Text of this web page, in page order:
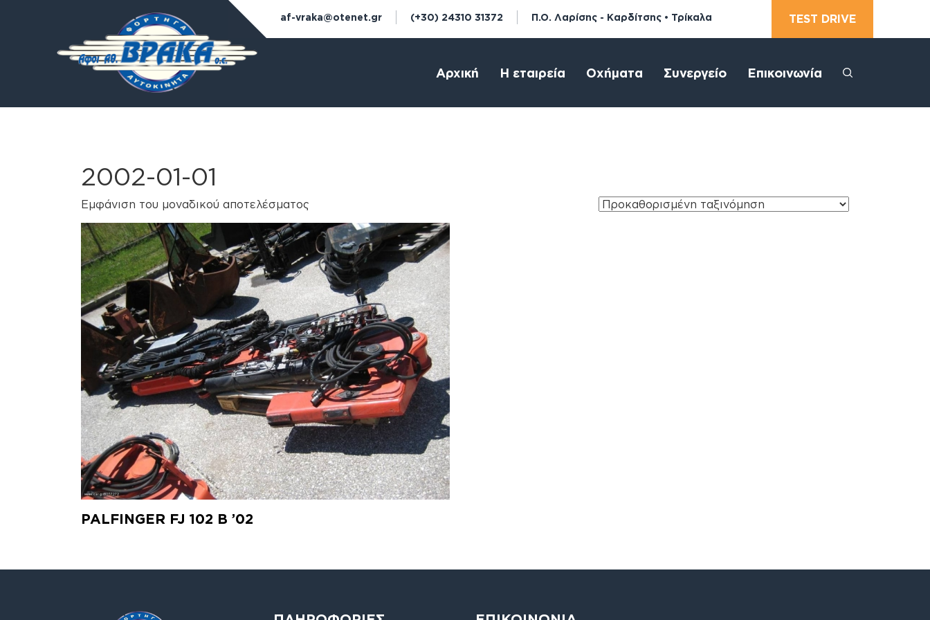
af-vraka@otenet.gr (+30) 24310 31372 Π.Ο. Λαρίσης - Καρδίτσης • Τρίκαλα TEST DRIVE
Αρχική Η εταιρεία Οχήματα Συνεργείο Επικοινωνία
2002-01-01
Εμφάνιση του μοναδικού αποτελέσματος
PALFINGER FJ 102 B ’02